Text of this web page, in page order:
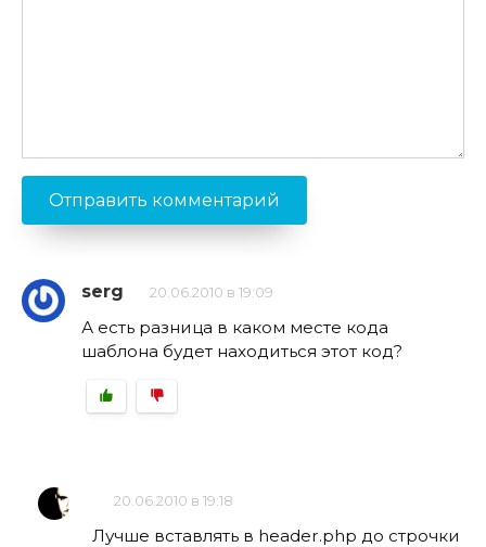
serg 20.06.2010 в 19:09
А есть разница в каком месте кода
шаблона будет находиться этот код?
20.06.2010 в 19:18
Лучше вставлять в header.php до строчки